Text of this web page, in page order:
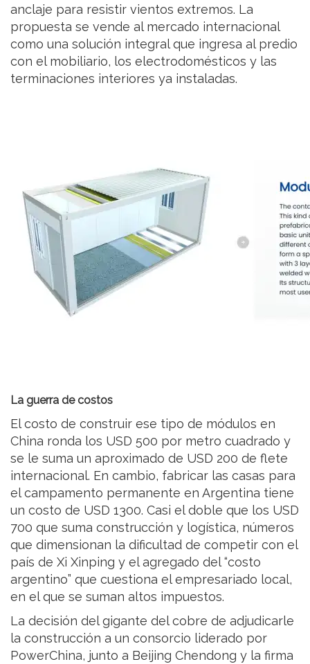
anclaje para resistir vientos extremos. La
propuesta se vende al mercado internacional
como una solución integral que ingresa al predio
con el mobiliario, los electrodomésticos y las
terminaciones interiores ya instaladas.
La guerra de costos
El costo de construir ese tipo de módulos en
China ronda los USD 500 por metro cuadrado y
se le suma un aproximado de USD 200 de flete
internacional. En cambio, fabricar las casas para
el campamento permanente en Argentina tiene
un costo de USD 1300. Casi el doble que los USD
700 que suma construcción y logística, números
que dimensionan la dificultad de competir con el
país de Xi Xinping y el agregado del “costo
argentino” que cuestiona el empresariado local,
en el que se suman altos impuestos.
La decisión del gigante del cobre de adjudicarle
la construcción a un consorcio liderado por
PowerChina, junto a Beijing Chendong y la firma